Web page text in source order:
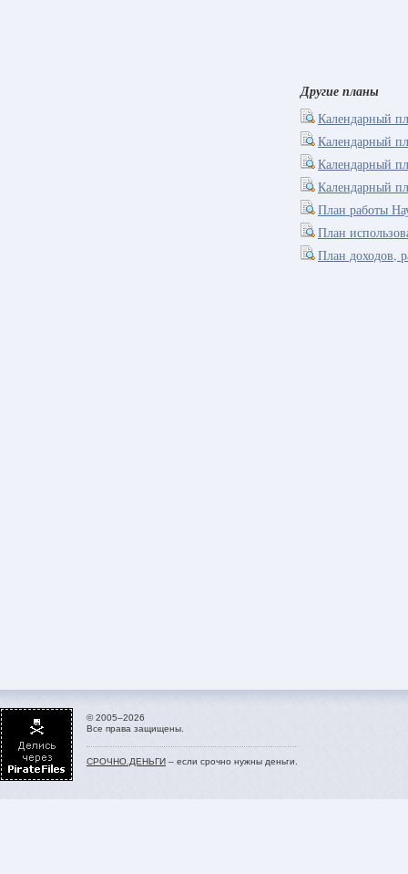
Другие планы
Календарный
Календарный
Календарный
Календарный
План работы
План
План доходов,
© 2005–2026
Все права защищены.
СРОЧНО.ДЕНЬГИ – если срочно нужны деньги.